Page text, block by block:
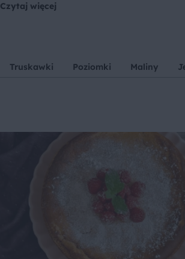
Czytaj więcej
Truskawki Poziomki Maliny